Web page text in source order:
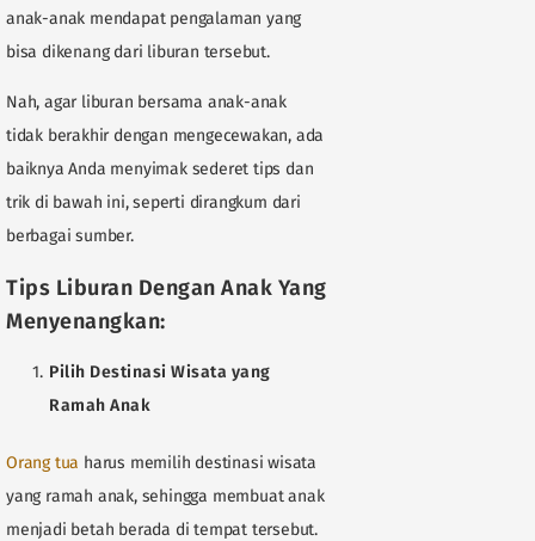
anak-anak mendapat pengalaman yang
bisa dikenang dari liburan tersebut.
Nah, agar liburan bersama anak-anak
tidak berakhir dengan mengecewakan, ada
baiknya Anda menyimak sederet tips dan
trik di bawah ini, seperti dirangkum dari
berbagai sumber.
Tips Liburan Dengan Anak Yang
Menyenangkan:
Pilih Destinasi Wisata yang
Ramah Anak
Orang tua harus memilih destinasi wisata
yang ramah anak, sehingga membuat anak
menjadi betah berada di tempat tersebut.